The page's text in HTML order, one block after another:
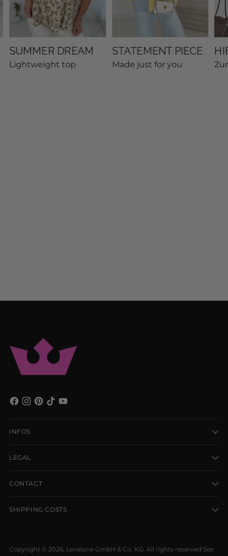
SUMMER DREAM
Lightweight top
STATEMENT PIECE
Made just for you
INFOS
LEGAL
CONTACT
SHIPPING COSTS
Copyright © 2026, Levelone GmbH & Co. KG. All rights reserved See